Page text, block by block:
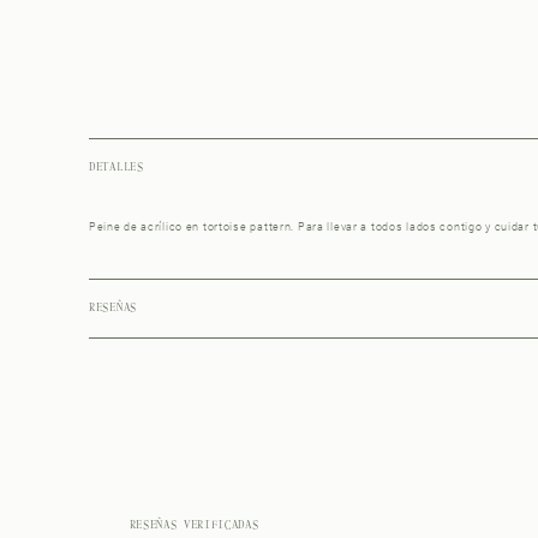
DETALLES
Peine de acrílico en tortoise pattern. Para llevar a todos lados contigo y cuidar
RESEÑAS
RESEÑAS VERIFICADAS